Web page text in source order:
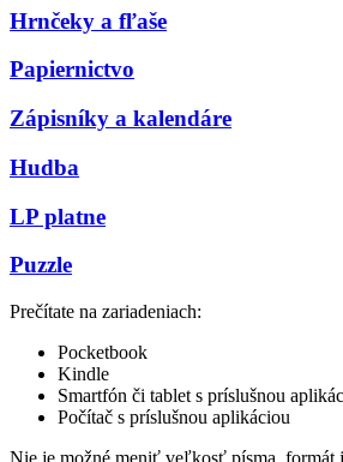
Hrnčeky a fľaše
Papiernictvo
Zápisníky a kalendáre
Hudba
LP platne
Puzzle
Prečítate na zariadeniach:
Pocketbook
Kindle
Smartfón či tablet s príslušnou
Počítač s príslušnou aplikáciou
Nie je možné meniť veľkosť písma, formát